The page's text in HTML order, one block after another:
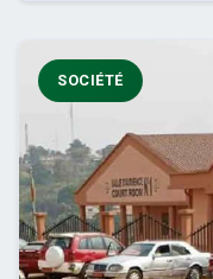
SOCIÉTÉ